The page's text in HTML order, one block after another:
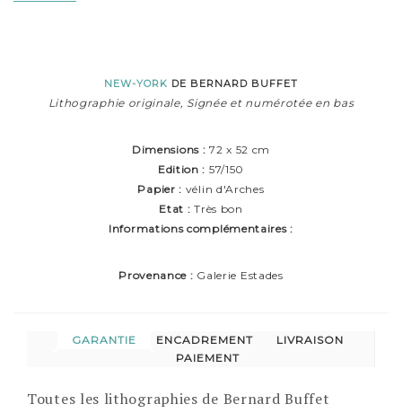
NEW-YORK DE BERNARD BUFFET
Lithographie originale, Signée et numérotée en bas
Dimensions : 72 x 52 cm
Edition : 57/150
Papier : vélin d'Arches
Etat : Très bon
Informations complémentaires :
Provenance : Galerie Estades
GARANTIE ENCADREMENT
LIVRAISON
PAIEMENT
Toutes les lithographies de Bernard Buffet